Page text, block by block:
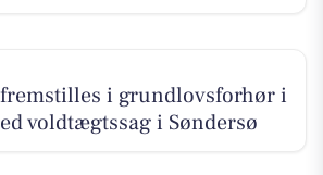
i grundlovsforhør i
voldtægtssag i Søndersø